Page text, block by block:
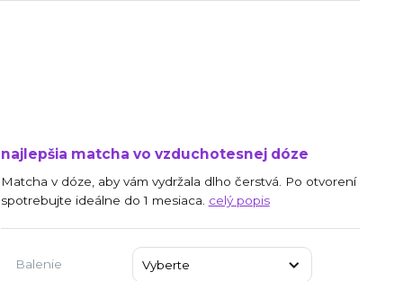
najlepšia matcha vo vzduchotesnej dóze
Matcha v dóze, aby vám vydržala dlho čerstvá. Po otvorení
spotrebujte ideálne do 1 mesiaca. celý popis
Balenie